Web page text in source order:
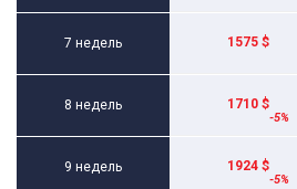
7 недель 1575 $
8 недель 1710 $
9 недель 1924 $